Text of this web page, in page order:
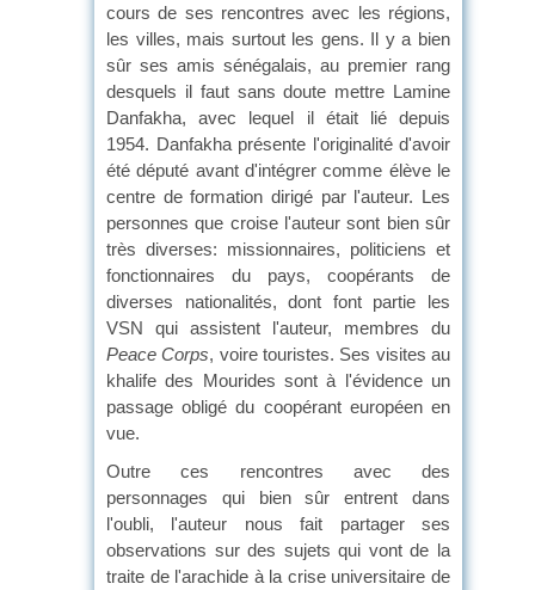
cours de ses rencontres avec les régions,
les villes, mais surtout les gens. Il y a bien
sûr ses amis sénégalais, au premier rang
desquels il faut sans doute mettre Lamine
Danfakha, avec lequel il était lié depuis
1954. Danfakha présente l'originalité d'avoir
été député avant d'intégrer comme élève le
centre de formation dirigé par l'auteur. Les
personnes que croise l'auteur sont bien sûr
très diverses: missionnaires, politiciens et
fonctionnaires du pays, coopérants de
diverses nationalités, dont font partie les
VSN qui assistent l'auteur, membres du
Peace Corps, voire touristes. Ses visites au
khalife des Mourides sont à l'évidence un
passage obligé du coopérant européen en
vue.
Outre ces rencontres avec des
personnages qui bien sûr entrent dans
l'oubli, l'auteur nous fait partager ses
observations sur des sujets qui vont de la
traite de l'arachide à la crise universitaire de